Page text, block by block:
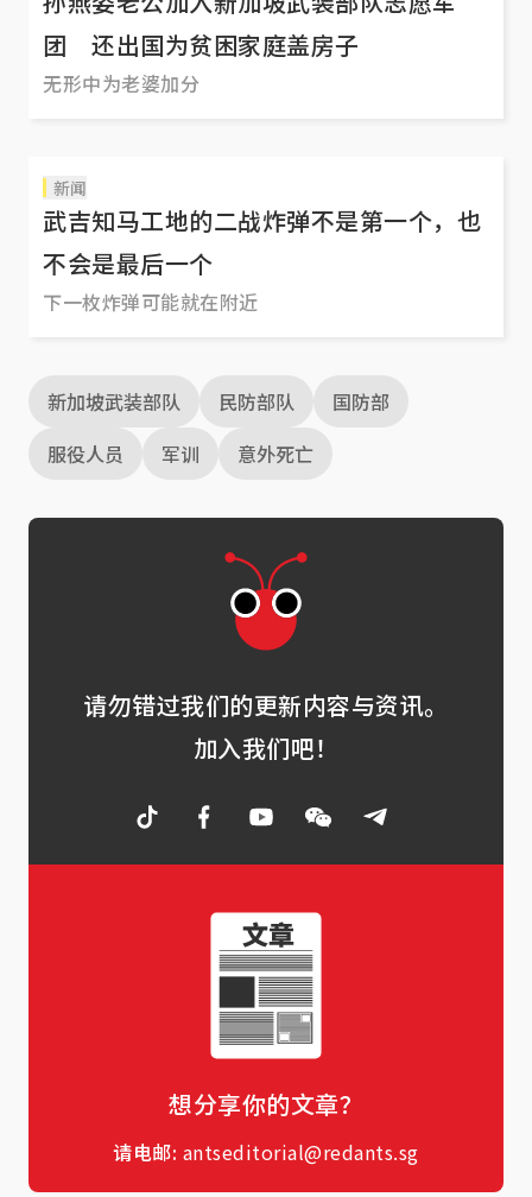
团 还出国为贫困家庭盖房子
无形中为老婆加分
新闻
武吉知马工地的二战炸弹不是第一个，也
不会是最后一个
下一枚炸弹可能就在附近
新加坡武装部队 民防部队
国防部
服役人员
军训 意外死亡
请勿错过我们的更新内容与资讯。
加入我们吧！
想分享你的文章？
请电邮: antseditorial@redants.sg